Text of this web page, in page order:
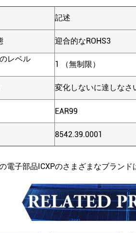
記述
迎合的なROHS3
レベル
1 （無制限）
変化しないに達しなさ
EAR99
8542.39.0001
電子部品ICXPのさまざまなブラン